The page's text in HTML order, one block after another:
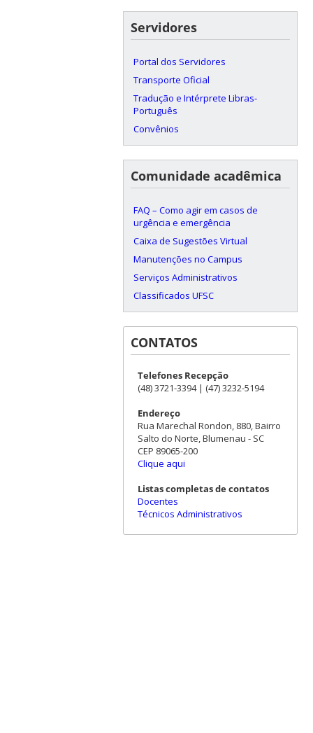
Servidores
Portal dos Servidores
Transporte Oficial
Tradução e Intérprete Libras-
Português
Convênios
Comunidade acadêmica
FAQ – Como agir em casos de
urgência e emergência
Caixa de Sugestões Virtual
Manutenções no Campus
Serviços Administrativos
Classificados UFSC
CONTATOS
Telefones Recepção
(48) 3721-3394 | (47) 3232-5194
Endereço
Rua Marechal Rondon, 880, Bairro
Salto do Norte, Blumenau - SC
CEP 89065-200
Clique aqui
Listas completas de contatos
Docentes
Técnicos Administrativos